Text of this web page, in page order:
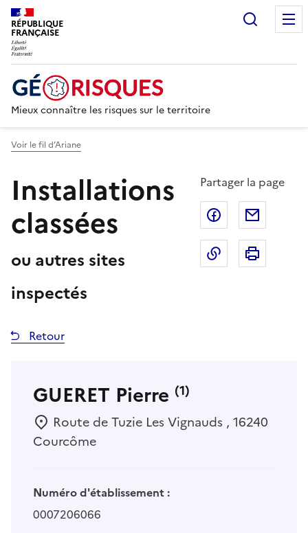
RÉPUBLIQUE
FRANÇAISE
Mieux connaître les risques sur le territoire
Voir le fil d’Ariane
Installations
classées
ou autres sites
inspectés
Partager la page
Partager sur
Copier dans
Retour
GUERET Pierre (1)
Route de Tuzie Les Vignauds , 16240
Courcôme
Numéro d'établissement :
0007206066